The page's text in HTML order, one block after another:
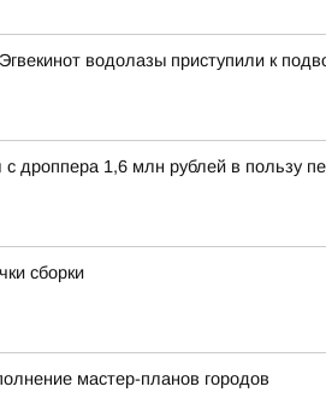
водолазы приступили к
с дроппера 1,6 млн рублей в пользу
сборки
мастер-планов городов